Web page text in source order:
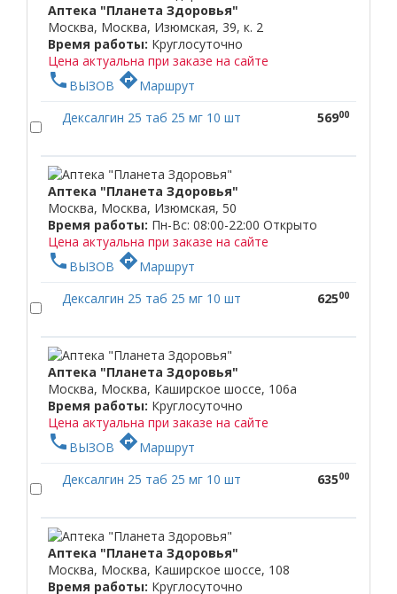
Аптека "Планета Здоровья"
Москва, Москва, Изюмская, 39, к. 2
Время работы: Круглосуточно
Цена актуальна при заказе на сайте
phone ВЫЗОВ directionsМаршрут
Дексалгин 25 таб 25 мг 10 шт
56900
Аптека "Планета Здоровья"
Москва, Москва, Изюмская, 50
Время работы: Пн-Вс: 08:00-22:00 Открыто
Цена актуальна при заказе на сайте
phone ВЫЗОВ directionsМаршрут
Дексалгин 25 таб 25 мг 10 шт
62500
Аптека "Планета Здоровья"
Москва, Москва, Каширское шоссе, 106а
Время работы: Круглосуточно
Цена актуальна при заказе на сайте
phone ВЫЗОВ directionsМаршрут
Дексалгин 25 таб 25 мг 10 шт
63500
Аптека "Планета Здоровья"
Москва, Москва, Каширское шоссе, 108
Время работы: Круглосуточно